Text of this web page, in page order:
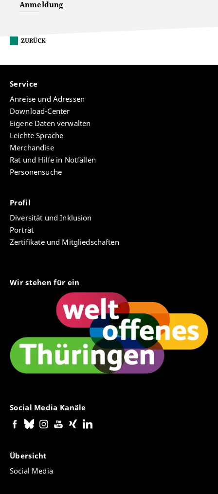
Anmeldung
ZURÜCK
Service
Anreise und Adressen
Download-Center
Eigene Daten verwalten
Leichte Sprache
Merchandise
Rat und Hilfe in Notfällen
Personensuche
Profil
Diversität und Inklusion
Porträt
Zertifikate und Mitgliedschaften
Wir stehen für ein
Social Media Kanäle
Übersicht
Social Media